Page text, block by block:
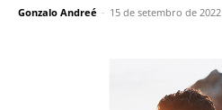
Gonzalo Andreé - 15 de setembro de 2022